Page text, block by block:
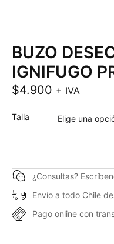
BUZO
IGNIFUGO
$4.900 + IVA
Talla
¿Consultas?
Envío a todo Chile
Pago online con